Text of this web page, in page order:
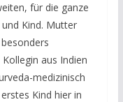
für die ganze
Kind. Mutter
aus Indien
medizinisch
Kind hier in